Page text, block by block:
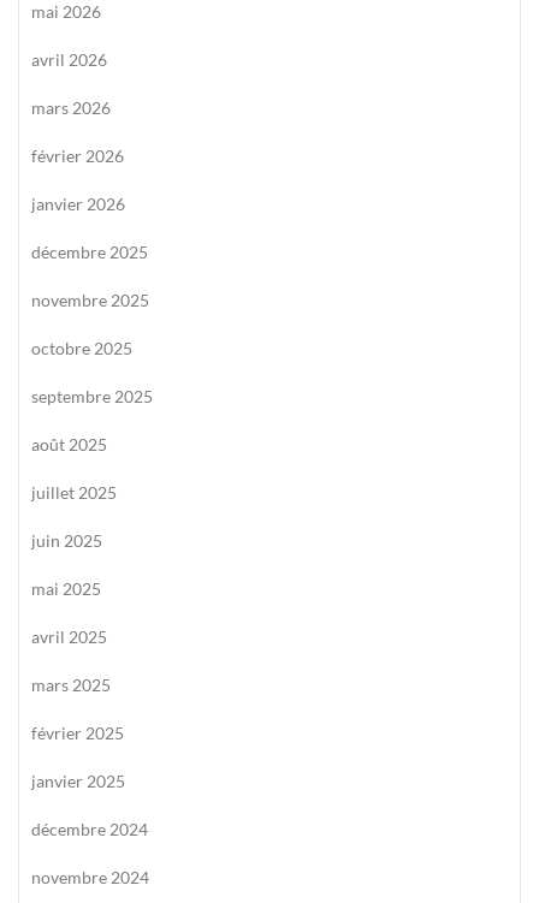
mai 2026
avril 2026
mars 2026
février 2026
janvier 2026
décembre 2025
novembre 2025
octobre 2025
septembre 2025
août 2025
juillet 2025
juin 2025
mai 2025
avril 2025
mars 2025
février 2025
janvier 2025
décembre 2024
novembre 2024